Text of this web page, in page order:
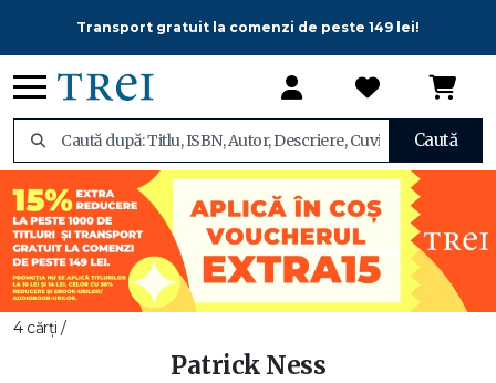
Transport gratuit la comenzi de peste 149 lei!
Caută
4 cărți /
Patrick Ness